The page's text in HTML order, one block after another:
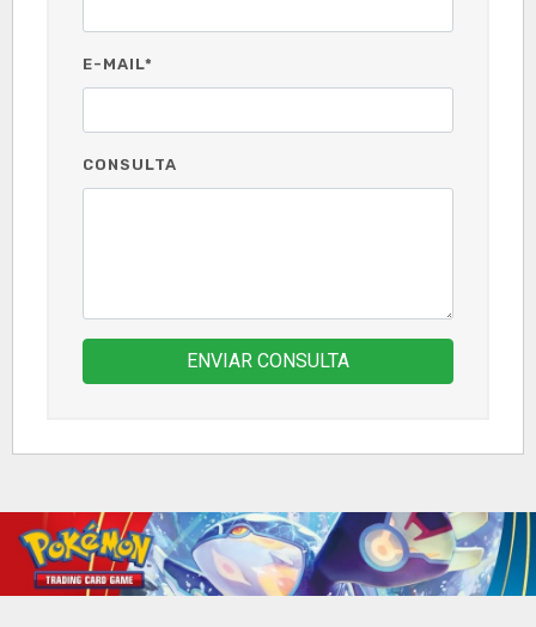
E-MAIL*
CONSULTA
ENVIAR CONSULTA